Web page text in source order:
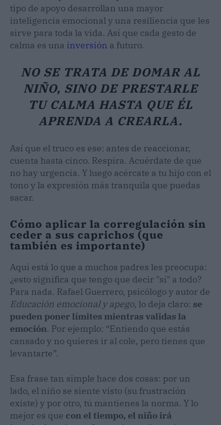
tipo de apoyo desarrollan una mayor
inteligencia emocional y una resiliencia que les
sirve para toda la vida. Así que cada gesto de
calma es una inversión a futuro.
NO SE TRATA DE DOMAR AL
NIÑO, SINO DE PRESTARLE
TU CALMA HASTA QUE ÉL
APRENDA A CREARLA.
Así que el truco es ese: antes de reaccionar,
cuenta hasta cinco. Respira. Acuérdate de que
no hay urgencia. Y luego acércate a tu hijo con el
tono y la expresión más tranquila que puedas
sacar.
Cómo aplicar la corregulación sin
ceder a sus caprichos (que
también es importante)
Aquí está lo que a muchos padres les preocupa:
¿esto significa que tengo que decir "sí" a todo?
Para nada. Rafael Guerrero, psicólogo y autor de
Educación emocional y apego, lo deja claro: se
pueden poner límites mientras validas la
emoción. Por ejemplo: “Entiendo que estás
cansado y no quieres ir al cole, pero tienes que
levantarte”.
Esa frase tan simple hace dos cosas: por un
lado, el niño se siente visto (su frustración
existe) y por otro, tú mantienes la norma. Y lo
mejor es que con el tiempo, el niño irá